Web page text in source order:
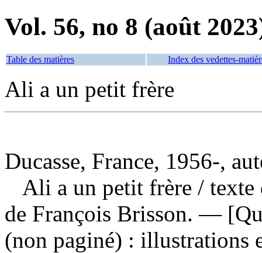
Vol. 56, no 8 (août
Table des matières Index des vedettes-
Ali a un petit frère
Ducasse, France, 1956-,
Ali a un petit frère / texte
de François Brisson. —
(non paginé) : illustrations